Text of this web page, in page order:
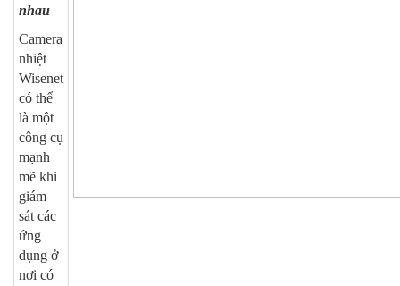
nhau
Camera
nhiệt
Wisenet
có thể
là một
công cụ
mạnh
mẽ khi
giám
sát các
ứng
dụng ở
nơi có